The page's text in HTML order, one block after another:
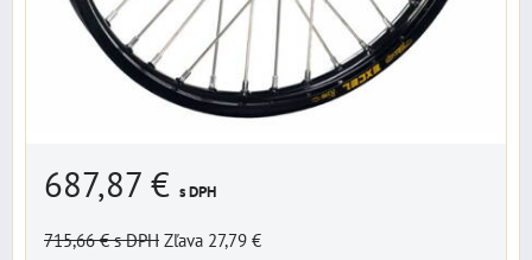
687,87 € s DPH
715,66 €s DPH Zľava 27,79 €